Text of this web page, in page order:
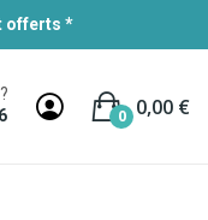
offerts *
0,00 €
0